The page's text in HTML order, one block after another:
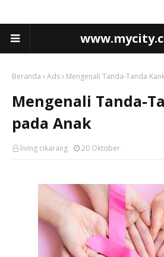
Beranda Ads Mengenali Tanda-Tanda
Mengenali Tanda-
pada Anak
living cikarang 20 Oktober